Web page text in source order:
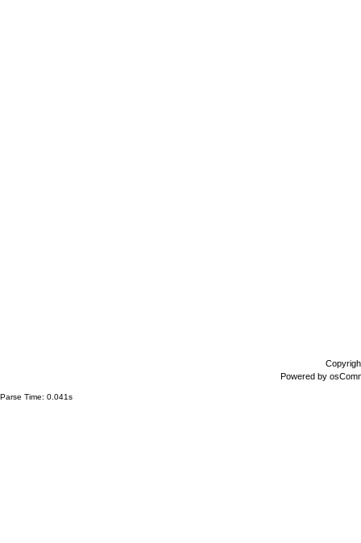
Powered by
Parse Time: 0.041s